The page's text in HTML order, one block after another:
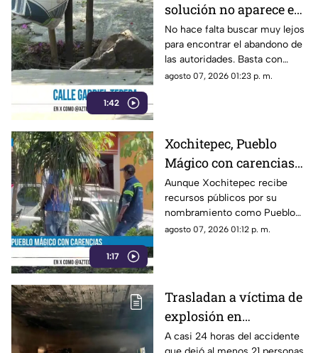
1:42
solución no aparece en
el municipio de
Yautepec
No hace falta buscar muy lejos
para encontrar el abandono de
las autoridades. Basta con
recorrer la calle Gabriel Tepepa
agosto 07, 2026 01:23 p. m.
1:17
Xochitepec, Pueblo
Mágico con carencias
en la zona Centro
Aunque Xochitepec recibe
recursos públicos por su
nombramiento como Pueblo
Mágico, en el primer cuadro
agosto 07, 2026 01:12 p. m.
Trasladan a víctima de
explosión en
Cuernavaca a hospital
A casi 24 horas del accidente